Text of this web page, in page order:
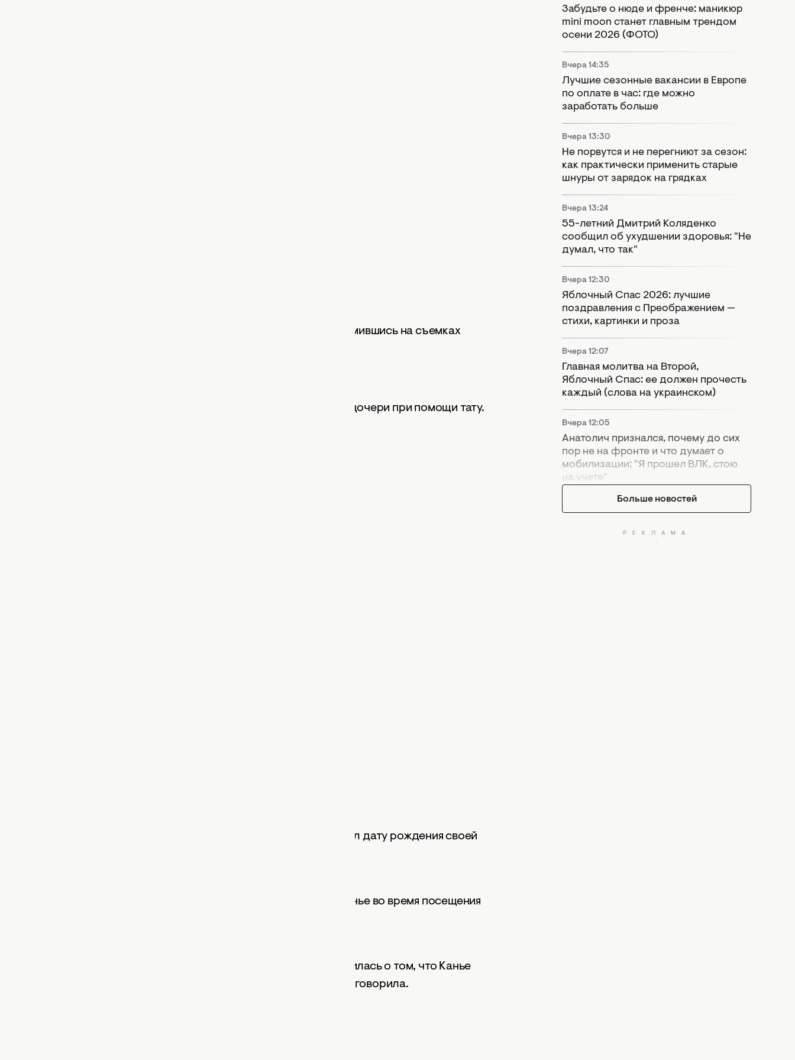
Пара начала встречаться осенью 2011 года, познакомившись на съемках
Знаменитый рэпер тоже признался в любви к своей дочери при помощи тату.
, Канье также набил дату рождения своей
, выложила фото с Канье во время посещения
Интересно, что пышнотелая супруга рэпера обмолвилась о том, что Канье
хотел сделать тату на лице, но якобы Ким его пока отговорила.
Забудьте о нюде и френче: маникюр
mini moon станет главным трендом
осени 2026 (ФОТО)
Вчера 14:35
Лучшие сезонные вакансии в Европе
по оплате в час: где можно
заработать больше
Вчера 13:30
Не порвутся и не перегниют за сезон:
как практически применить старые
шнуры от зарядок на грядках
Вчера 13:24
55-летний Дмитрий Коляденко
сообщил об ухудшении здоровья: "Не
думал, что так"
Вчера 12:30
Яблочный Спас 2026: лучшие
поздравления с Преображением —
стихи, картинки и проза
Вчера 12:07
Главная молитва на Второй,
Яблочный Спас: ее должен прочесть
каждый (слова на украинском)
Вчера 12:05
Анатолич признался, почему до сих
пор не на фронте и что думает о
мобилизации: "Я прошел ВЛК, стою
на учете"
Больше новостей